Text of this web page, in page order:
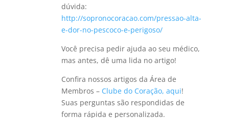
dúvida:
http://sopronocoracao.com/pressao-alta-
e-dor-no-pescoco-e-perigoso/
Você precisa pedir ajuda ao seu médico,
mas antes, dê uma lida no artigo!
Confira nossos artigos da Área de
Membros – Clube do Coração, aqui!
Suas perguntas são respondidas de
forma rápida e personalizada.